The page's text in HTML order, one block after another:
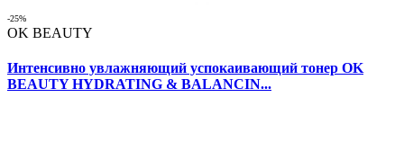
-25%
OK BEAUTY
Интенсивно увлажняющий успокаивающий тонер OK
BEAUTY HYDRATING & BALANCIN...